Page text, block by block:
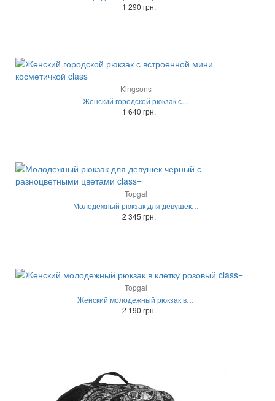
1 290 грн.
Kingsons
Женский городской рюкзак с…
1 640 грн.
Topgal
Молодежный рюкзак для девушек…
2 345 грн.
Topgal
Женский молодежный рюкзак в…
2 190 грн.